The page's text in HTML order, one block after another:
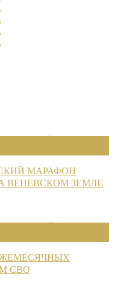
МАРАФОН
ВЕНЕВСКОМ ЗЕМЛЕ
СВО